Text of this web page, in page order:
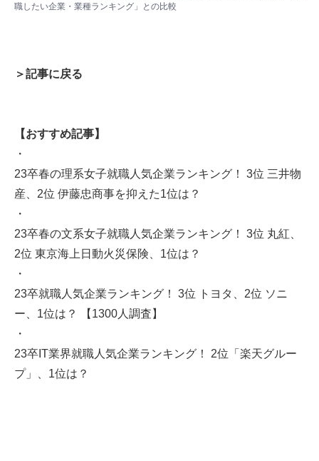
職したい企業・業種ランキング」との比較
＞記事に戻る
【おすすめ記事】
・
23卒春の理系女子就職人気企業ランキング！ 3位 三井物
産、2位 伊藤忠商事を抑えた1位は？
・
23卒春の文系女子就職人気企業ランキング！ 3位 丸紅、
2位 東京海上日動火災保険、1位は？
・
23卒就職人気企業ランキング！ 3位 トヨタ、2位 ソニ
ー、1位は？ 【1300人調査】
・
23卒IT業界就職人気企業ランキング！ 2位「楽天グルー
プ」、1位は？